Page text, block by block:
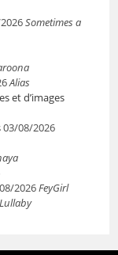
Sometimes a
Alias
et d’images
03/08/2026
2026FeyGirl
Lullaby